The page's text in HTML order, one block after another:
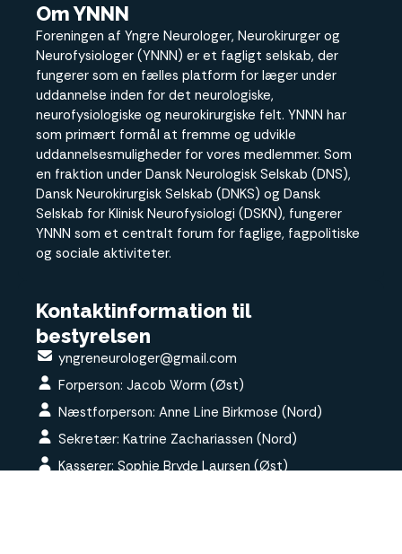
Om YNNN
Foreningen af Yngre Neurologer, Neurokirurger og
Neurofysiologer (YNNN) er et fagligt selskab, der
fungerer som en fælles platform for læger under
uddannelse inden for det neurologiske,
neurofysiologiske og neurokirurgiske felt. YNNN har
som primært formål at fremme og udvikle
uddannelsesmuligheder for vores medlemmer. Som
en fraktion under Dansk Neurologisk Selskab (DNS),
Dansk Neurokirurgisk Selskab (DNKS) og Dansk
Selskab for Klinisk Neurofysiologi (DSKN), fungerer
YNNN som et centralt forum for faglige, fagpolitiske
og sociale aktiviteter.
Kontaktinformation til
bestyrelsen
yngreneurologer@gmail.com
Forperson: Jacob Worm (Øst)
Næstforperson: Anne Line Birkmose (Nord)
Sekretær: Katrine Zachariassen (Nord)
Kasserer: Sophie Bryde Laursen (Øst)